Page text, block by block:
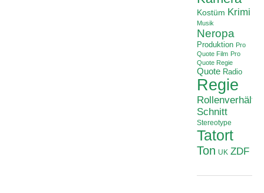
Kostüm Krimi
Musik
Neropa
Produktion Pro
Quote Film Pro
Quote Regie
Quote Radio
Regie
Schnitt
Stereotype
Tatort
Ton UK ZDF